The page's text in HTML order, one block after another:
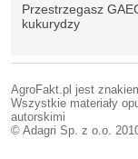
Przestrzegasz
kukurydzy
AgroFakt.pl jest
Wszystkie materiały
autorskimi
© Adagri Sp. z o.o.